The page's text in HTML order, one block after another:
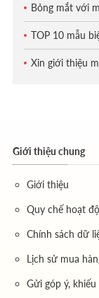
Bỏng mắt với
TOP 10 mẫu
Xin giới thiệu
Giới thiệu chung
Giới thiệu
Quy chế hoạt
Chính sách dữ
Lịch sử mua
Gửi góp ý, khiếu